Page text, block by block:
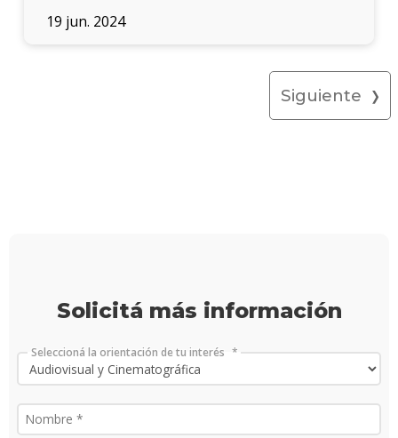
19 jun. 2024
Siguiente
Solicitá más información
Seleccioná la orientación de tu interés